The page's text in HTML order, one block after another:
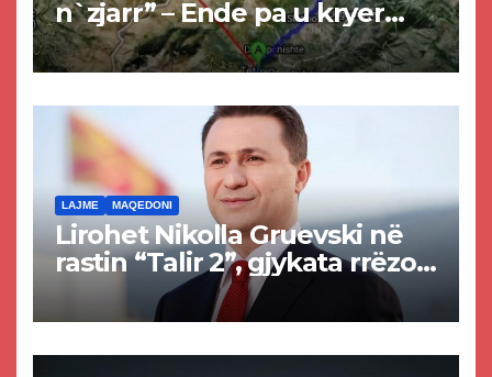
n`zjarr” – Ende pa u kryer
projekti i tunelit, komuna e
Tetovës nis punimet për
LAJME MAQEDONI
Lirohet Nikolla Gruevski në
rastin “Talir 2”, gjykata rrëzon
akuzat për ndërtimin e
paligjshëm të selisë së